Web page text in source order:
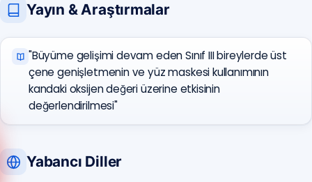
Yayın & Araştırmalar
"Büyüme gelişimi devam eden Sınıf III bireylerde üst
çene genişletmenin ve yüz maskesi kullanımının
kandaki oksijen değeri üzerine etkisinin
değerlendirilmesi"
Yabancı Diller
Anadolu Yakası
(0216) 648 22 80